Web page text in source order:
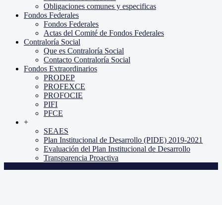
Obligaciones comunes y especificas
Fondos Federales
Fondos Federales
Actas del Comité de Fondos Federales
Contraloría Social
Que es Contraloría Social
Contacto Contraloría Social
Fondos Extraordinarios
PRODEP
PROFEXCE
PROFOCIE
PIFI
PFCE
+
SEAES
Plan Institucional de Desarrollo (PIDE) 2019-2021
Evaluación del Plan Institucional de Desarrollo
Transparencia Proactiva